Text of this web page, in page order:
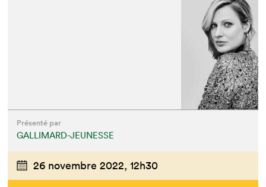
Présenté par
GALLIMARD-JEUNESSE
26 novembre 2022, 12h30